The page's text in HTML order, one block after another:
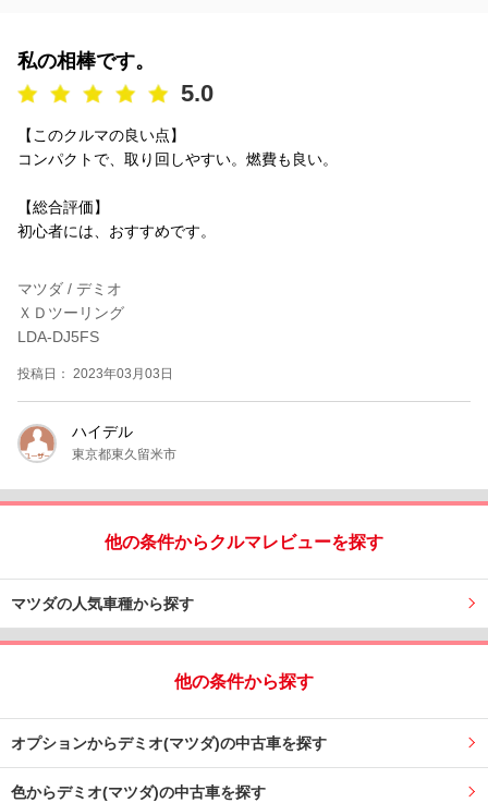
私の相棒です。
5.0
【このクルマの良い点】
コンパクトで、取り回しやすい。燃費も良い。
【総合評価】
初心者には、おすすめです。
マツダ / デミオ
ＸＤツーリング
LDA-DJ5FS
投稿日： 2023年03月03日
ハイデル
東京都東久留米市
他の条件からクルマレビューを探す
マツダの人気車種から探す
他の条件から探す
オプションからデミオ(マツダ)の中古車を探す
色からデミオ(マツダ)の中古車を探す